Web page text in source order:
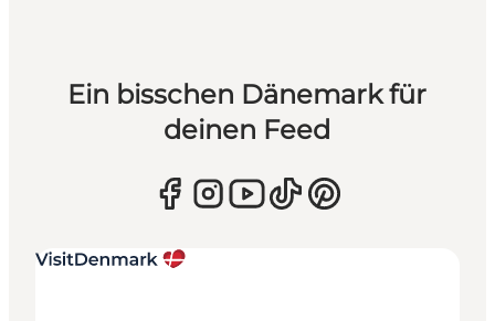
Ein bisschen Dänemark für
deinen Feed